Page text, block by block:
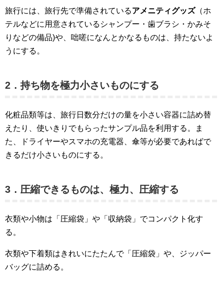
旅行には、旅行先で準備されているアメニティグッズ（ホ
テルなどに用意されているシャンプー・歯ブラシ・かみそ
りなどの備品)や、咄嗟になんとかなるものは、持たないよ
うにする。
2．持ち物を極力小さいものにする
化粧品類等は、旅行日数分だけの量を小さい容器に詰め替
えたり、使いきりでもらったサンプル品を利用する。ま
た、ドライヤーやスマホの充電器、傘等が必要であればで
きるだけ小さいものにする。
3．圧縮できるものは、極力、圧縮する
衣類や小物は「圧縮袋」や「収納袋」でコンパクト化す
る。
衣類や下着類はきれいにたたんで「圧縮袋」や、ジッパー
バッグに詰める。